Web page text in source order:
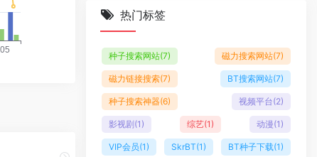
热门标签
种子搜索网站(7) 磁力搜索网站(7)
磁力链接搜索(7) BT搜索网站(7)
种子搜索神器(6) 视频平台(2)
影视剧(1) 综艺(1) 动漫(1)
VIP会员(1) SkrBT(1) BT种子下载(1)